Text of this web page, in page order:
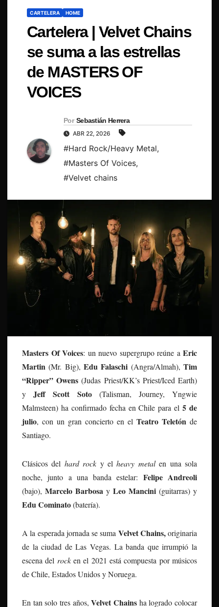
CARTELERA HOME
Cartelera | Velvet Chains
se suma a las estrellas
de MASTERS OF
VOICES
Por Sebastián Herrera
ABR 22, 2026
#Hard Rock/Heavy Metal,
#Masters Of Voices,
#Velvet chains
Masters Of Voices: un nuevo supergrupo reúne a Eric
Martin (Mr. Big), Edu Falaschi (Angra/Almah),Tim
“Ripper” Owens(Judas Priest/KK’s Priest/Iced Earth)
yJeff Scott Soto(Talisman, Journey, Yngwie
Malmsteen) ha confirmado fecha en Chile para el5 de
julio, con un gran concierto en el Teatro Teletón de
Santiago.
Clásicos del hard rock y elheavy metalen una sola
noche, junto a una banda estelar: Felipe Andreoli
(bajo), Marcelo Barbosa y Leo Mancini (guitarras) y
Edu Cominato(batería).
A la esperada jornada se suma Velvet Chains,originaria
de la ciudad de Las Vegas. La banda que irrumpió la
escena del rocken el 2021 está compuesta por músicos
de Chile, Estados Unidos y Noruega.
En tan solo tres años,Velvet Chains ha logrado colocar